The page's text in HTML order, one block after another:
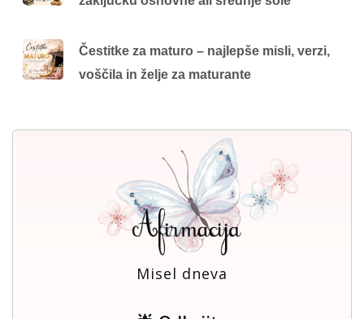
Čestitke za maturo – najlepše misli, verzi,
voščila in želje za maturante
Misel dneva